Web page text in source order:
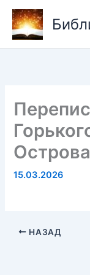
Перейти
содержимому
15.03.2026
НАЗАД